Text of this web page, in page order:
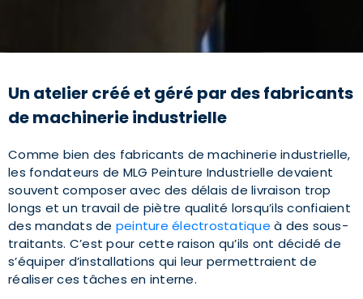
Un atelier créé et géré par des fabricants
de machinerie industrielle
Comme bien des fabricants de machinerie industrielle,
les fondateurs de MLG Peinture Industrielle devaient
souvent composer avec des délais de livraison trop
longs et un travail de piètre qualité lorsqu’ils confiaient
des mandats de peinture électrostatique à des sous-
traitants. C’est pour cette raison qu’ils ont décidé de
s’équiper d’installations qui leur permettraient de
réaliser ces tâches en interne.